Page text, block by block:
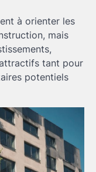
à orienter les
mais
tant pour
potentiels